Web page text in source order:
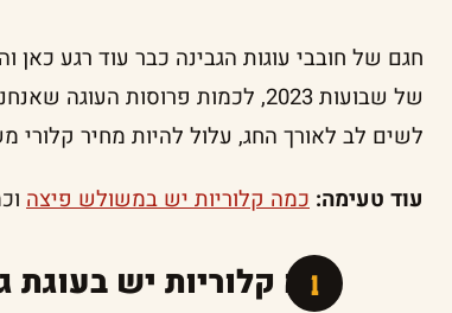
חגם של חובבי עוגות הגבינה כבר עוד רגע כאן
של שבועות 2023, לכמות פרוסות העוגה שאנחנו עלולים לזלול מבלי
לשים לב לאורך החג, עלול להיות מחיר קלורי
עוד טעימה: כמה קלוריות יש במשולש פיצה
כמה קלוריות יש בעוגת